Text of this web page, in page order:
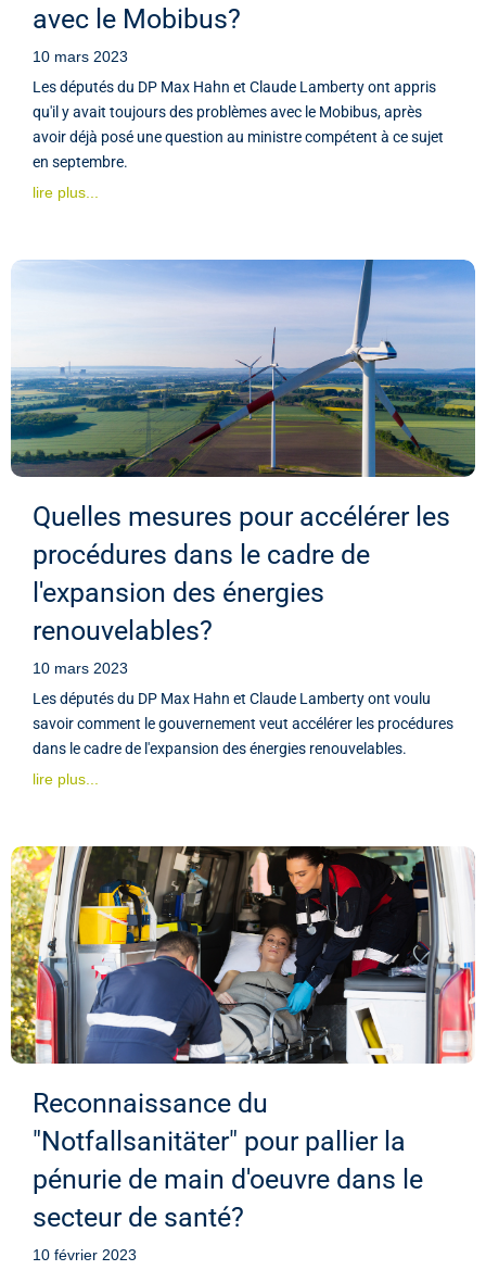
avec le Mobibus?
10 mars 2023
Les députés du DP Max Hahn et Claude Lamberty ont appris
qu'il y avait toujours des problèmes avec le Mobibus, après
avoir déjà posé une question au ministre compétent à ce sujet
en septembre.
lire plus...
Quelles mesures pour accélérer les
procédures dans le cadre de
l'expansion des énergies
renouvelables?
10 mars 2023
Les députés du DP Max Hahn et Claude Lamberty ont voulu
savoir comment le gouvernement veut accélérer les procédures
dans le cadre de l'expansion des énergies renouvelables.
lire plus...
Reconnaissance du
"Notfallsanitäter" pour pallier la
pénurie de main d'oeuvre dans le
secteur de santé?
10 février 2023